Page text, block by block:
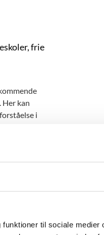
til sociale medier
frie
kan
i
af
kommune.